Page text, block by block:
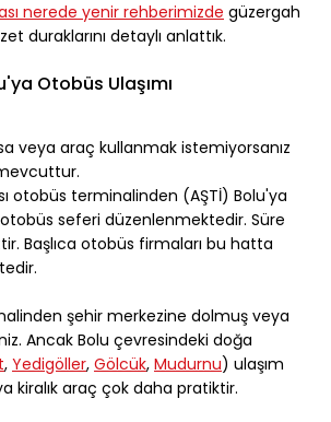
nerede yenir rehberimizde güzergah
duraklarını detaylı anlattık.
Otobüs Ulaşımı
veya araç kullanmak istemiyorsanız
otobüs terminalinden (AŞTİ) Bolu'ya
seferi düzenlenmektedir. Süre
Başlıca otobüs firmaları bu hatta
şehir merkezine dolmuş veya
Ancak Bolu çevresindeki doğa
, Yedigöller, Gölcük, Mudurnu) ulaşım
kiralık araç çok daha pratiktir.